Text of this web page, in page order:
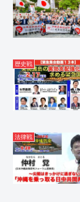
歴史戦
法律戦